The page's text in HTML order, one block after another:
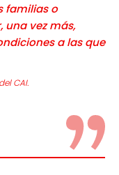
familias o
una vez más,
a las que
CAI.